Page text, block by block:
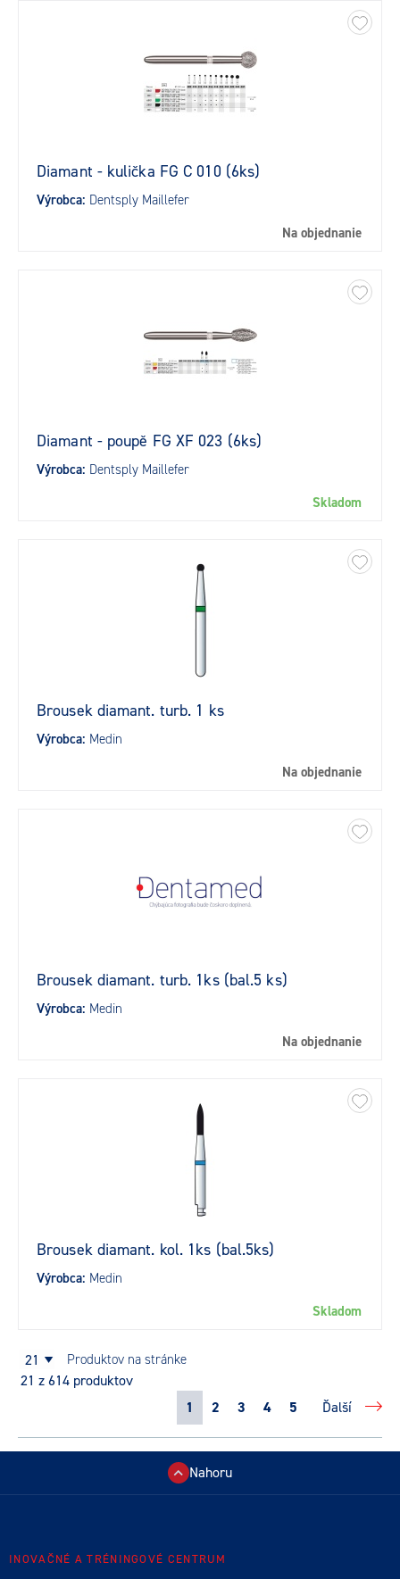
Diamant - kulička FG C 010 (6ks)
Výrobca: Dentsply Maillefer
Na objednanie
Diamant - poupě FG XF 023 (6ks)
Výrobca: Dentsply Maillefer
Skladom
Brousek diamant. turb. 1 ks
Výrobca: Medin
Na objednanie
Brousek diamant. turb. 1ks (bal.5 ks)
Výrobca: Medin
Na objednanie
Brousek diamant. kol. 1ks (bal.5ks)
Výrobca: Medin
Skladom
21 produktov na stránke
21 z 614 produktov
1
2 3 4 5 Ďalší
Nahoru
INOVAČNÉ A TRÉNINGOVÉ CENTRUM